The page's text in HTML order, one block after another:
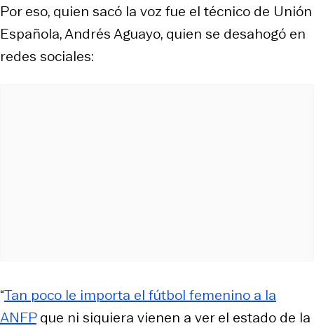
Por eso, quien sacó la voz fue el técnico de Unión
Española, Andrés Aguayo, quien se desahogó en
redes sociales:
“Tan poco le importa el fútbol femenino a la
ANFPque ni siquiera vienen a ver el estado de la